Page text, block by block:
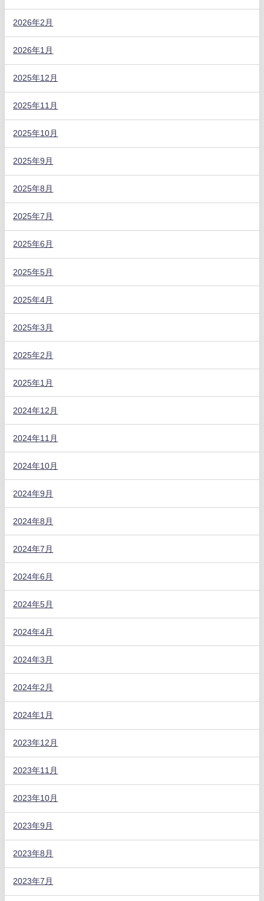
2026年2月
2026年1月
2025年12月
2025年11月
2025年10月
2025年9月
2025年8月
2025年7月
2025年6月
2025年5月
2025年4月
2025年3月
2025年2月
2025年1月
2024年12月
2024年11月
2024年10月
2024年9月
2024年8月
2024年7月
2024年6月
2024年5月
2024年4月
2024年3月
2024年2月
2024年1月
2023年12月
2023年11月
2023年10月
2023年9月
2023年8月
2023年7月